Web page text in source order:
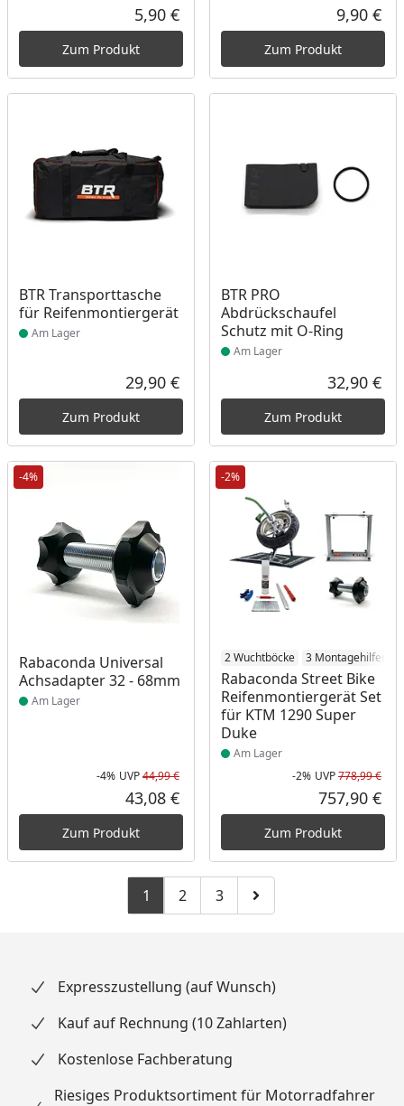
Aktueller Preis
5,90 €
Zum Produkt
9,90 €
Zum Produkt
BTR Transporttasche
für Reifenmontiergerät
Produkt am Lager
Am Lager
Aktueller Preis
29,90 €
Zum Produkt
BTR PRO
Abdrückschaufel
Schutz mit O-Ring
Produkt am Lager
Am Lager
32,90 €
Zum Produkt
-4%
Rabaconda Universal
Achsadapter 32 - 68mm
Produkt am Lager
Am Lager
Rabatt in Prozent
-4%
Ursprünglicher Preis
UVP44,99 €
Aktueller Preis
43,08 €
Zum Produkt
-2%
2 Wuchtböcke 3 Montagehilfen
Rabaconda Street Bike
Reifenmontiergerät Set
für KTM 1290 Super
Duke
Produkt am Lager
Am Lager
-2% UVP778,99 €
757,90 €
Zum Produkt
1 Zu Seite 2
2 Zu Seite 3
3 Zur nächsten Seite
Expresszustellung (auf Wunsch)
Kauf auf Rechnung (10 Zahlarten)
Kostenlose Fachberatung
Riesiges Produktsortiment für Motorradfahrer